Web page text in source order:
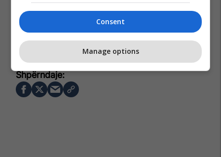
Bitcoin Nayib Bukele El Salvador Kriptovaluta
Consent
Manage options